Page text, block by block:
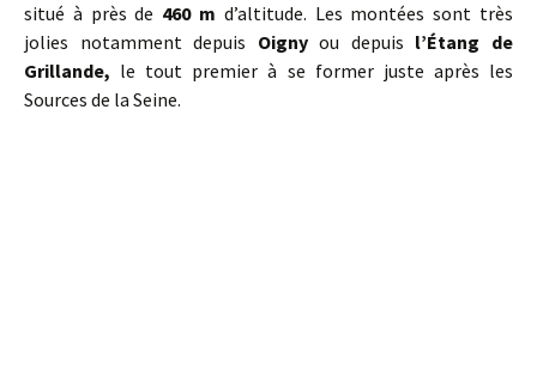
situé à près de 460 m d’altitude. Les montées sont très
jolies notamment depuis Oignyou depuis l’Étang de
Grillande, le tout premier à se former juste après les
Sources de la Seine.